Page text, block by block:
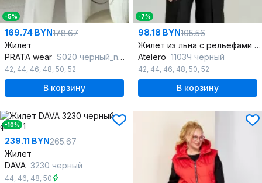
-5%
169.74 BYN178.67
Жилет
PRATA wear S020 черный_new
42, 44, 46, 48, 50, 52
В корзину
-7%
98.18 BYN105.56
Жилет из льна с рельефами и глубоким вырезом
Atelero 1103Ч черный
42, 44, 46, 48, 50, 52
В корзину
-10%
239.11 BYN265.67
Жилет
DAVA 3230 черный
44, 46, 48, 50